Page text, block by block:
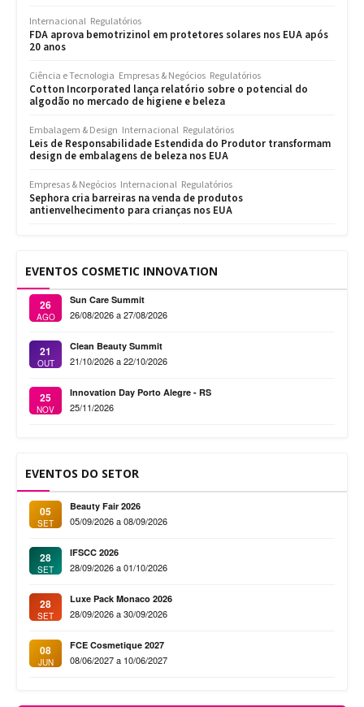
Internacional Regulatórios
FDA aprova bemotrizinol em protetores solares nos EUA após
20 anos
Ciência e Tecnologia Empresas & Negócios Regulatórios
Cotton Incorporated lança relatório sobre o potencial do
algodão no mercado de higiene e beleza
Embalagem & Design Internacional Regulatórios
Leis de Responsabilidade Estendida do Produtor transformam
design de embalagens de beleza nos EUA
Empresas & Negócios Internacional Regulatórios
Sephora cria barreiras na venda de produtos
antienvelhecimento para crianças nos EUA
EVENTOS COSMETIC INNOVATION
26
AGO
Sun Care Summit
26/08/2026 a 27/08/2026
21
OUT
Clean Beauty Summit
21/10/2026 a 22/10/2026
25
NOV
Innovation Day Porto Alegre - RS
25/11/2026
EVENTOS DO SETOR
05
SET
Beauty Fair 2026
05/09/2026 a 08/09/2026
28
SET
IFSCC 2026
28/09/2026 a 01/10/2026
28
SET
Luxe Pack Monaco 2026
28/09/2026 a 30/09/2026
08
JUN
FCE Cosmetique 2027
08/06/2027 a 10/06/2027